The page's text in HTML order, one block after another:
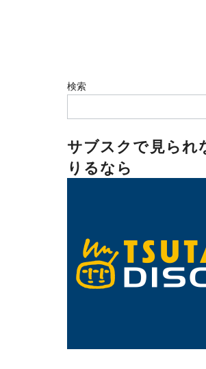
検索
サブスクで見られ
りるなら